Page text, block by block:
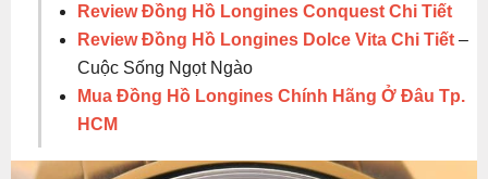
Review Đồng Hồ Longines Conquest Chi Tiết
Review Đồng Hồ Longines Dolce Vita Chi Tiết –
Cuộc Sống Ngọt Ngào
Mua Đồng Hồ Longines Chính Hãng Ở Đâu Tp.
HCM